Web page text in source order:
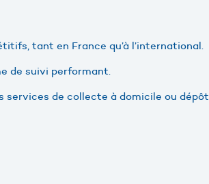
tant en France qu’à l’international.
de suivi performant.
services de collecte à domicile ou dépôt